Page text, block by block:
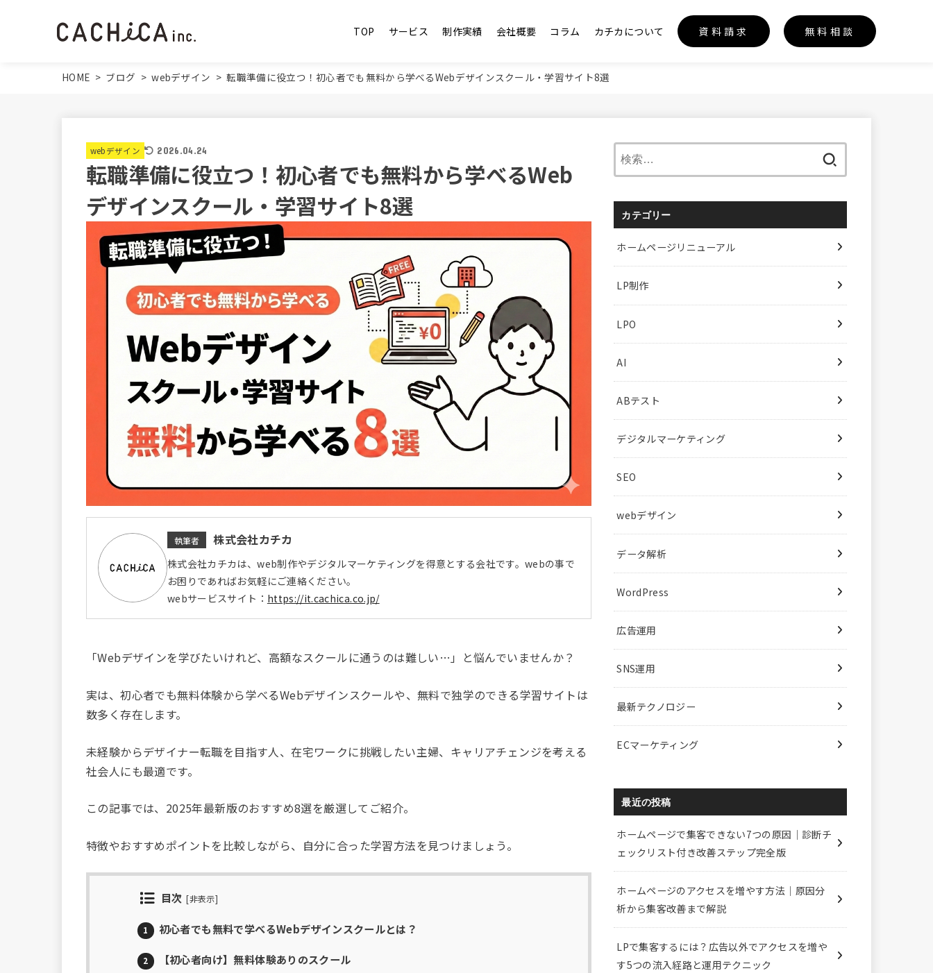
TOP サービス 制作実績 会社概要 コラム カチカについて 資料請求 無料相談
HOME > ブログ > webデザイン > 転職準備に役立つ！初心者でも無料から学べるWebデザインスクール・学習サイト8選
webデザイン 2026.04.24
転職準備に役立つ！初心者でも無料から学べるWeb
デザインスクール・学習サイト8選
執筆者 株式会社カチカ
株式会社カチカは、web制作やデジタルマーケティングを得意とする会社です。webの事で
お困りであればお気軽にご連絡ください。
webサービスサイト： https://it.cachica.co.jp/
「Webデザインを学びたいけれど、高額なスクールに通うのは難しい…」と悩んでいませんか？
実は、初心者でも無料体験から学べるWebデザインスクールや、無料で独学のできる学習サイトは
数多く存在します。
未経験からデザイナー転職を目指す人、在宅ワークに挑戦したい主婦、キャリアチェンジを考える
社会人にも最適です。
この記事では、2025年最新版のおすすめ8選を厳選してご紹介。
特徴やおすすめポイントを比較しながら、自分に合った学習方法を見つけましょう。
目次 [非表示]
1 初心者でも無料で学べるWebデザインスクールとは？
2 【初心者向け】無料体験ありのスクール
カテゴリー
ホームページリニューアル
LP制作
LPO
AI
ABテスト
デジタルマーケティング
SEO
webデザイン
データ解析
WordPress
広告運用
SNS運用
最新テクノロジー
ECマーケティング
最近の投稿
ホームページで集客できない7つの原因｜診断チ
ェックリスト付き改善ステップ完全版
ホームページのアクセスを増やす方法｜原因分
析から集客改善まで解説
LPで集客するには？広告以外でアクセスを増や
す5つの流入経路と運用テクニック